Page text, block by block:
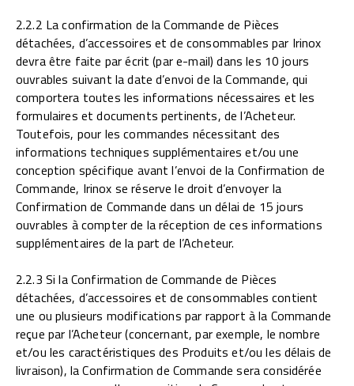
2.2.2 La confirmation de la Commande de Pièces
détachées, d’accessoires et de consommables par Irinox
devra être faite par écrit (par e-mail) dans les 10 jours
ouvrables suivant la date d’envoi de la Commande, qui
comportera toutes les informations nécessaires et les
formulaires et documents pertinents, de l’Acheteur.
Toutefois, pour les commandes nécessitant des
informations techniques supplémentaires et/ou une
conception spécifique avant l’envoi de la Confirmation de
Commande, Irinox se réserve le droit d’envoyer la
Confirmation de Commande dans un délai de 15 jours
ouvrables à compter de la réception de ces informations
supplémentaires de la part de l’Acheteur.
2.2.3 Si la Confirmation de Commande de Pièces
détachées, d’accessoires et de consommables contient
une ou plusieurs modifications par rapport à la Commande
reçue par l’Acheteur (concernant, par exemple, le nombre
et/ou les caractéristiques des Produits et/ou les délais de
livraison), la Confirmation de Commande sera considérée